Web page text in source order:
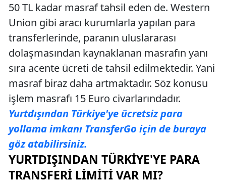
50 TL kadar masraf tahsil eden de. Western
Union gibi aracı kurumlarla yapılan para
transferlerinde, paranın uluslararası
dolaşmasından kaynaklanan masrafın yanı
sıra acente ücreti de tahsil edilmektedir. Yani
masraf biraz daha artmaktadır. Söz konusu
işlem masrafı 15 Euro civarlarındadır.
Yurtdışından Türkiye'ye ücretsiz para
yollama imkanı TransferGo için de buraya
göz atabilirsiniz.
YURTDIŞINDAN TÜRKIYE'YE PARA
TRANSFERI LIMITI VAR MI?